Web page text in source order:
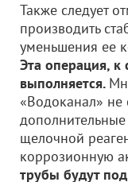
Также следует
производить
уменьшения ее
Эта операция,
выполняется.
«Водоканал» не
щелочной
коррозионную
трубы будут